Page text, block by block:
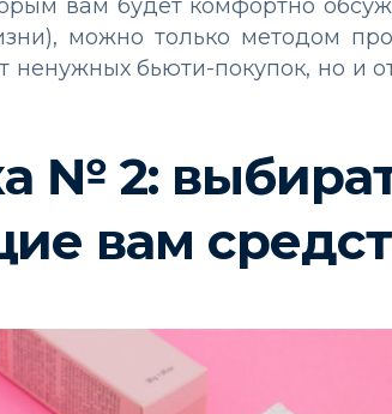
вам будет комфортно
можно только методом
ненужных бьюти-покупок, но и
№ 2:
вам